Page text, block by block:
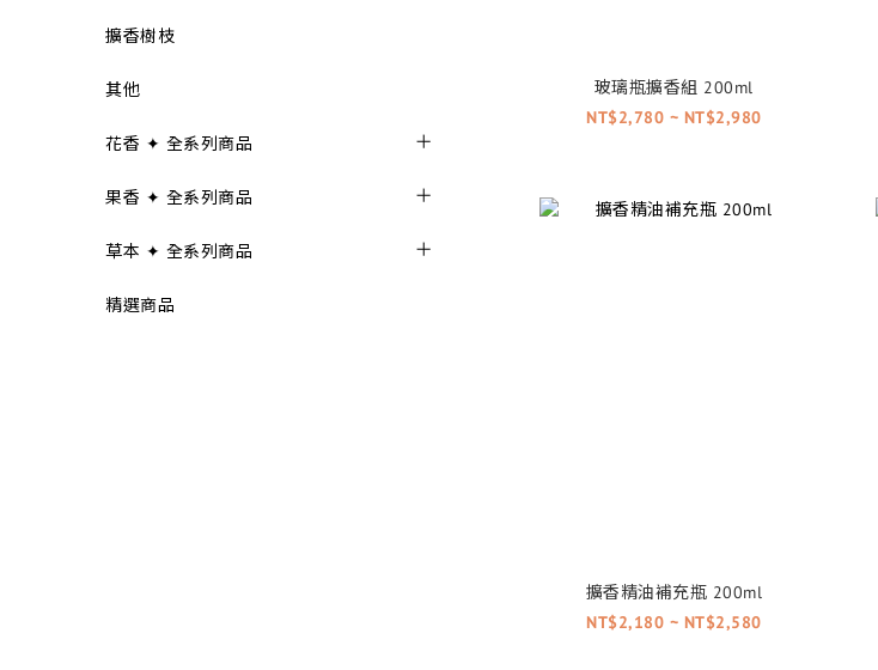
擴香樹枝
其他
花香 ✦ 全系列商品
果香 ✦ 全系列商品
草本 ✦ 全系列商品
精選商品
玻璃瓶擴香組 200ml
NT$2,780 ~ NT$2,980
擴香精油補充瓶 200ml
NT$2,180 ~ NT$2,580